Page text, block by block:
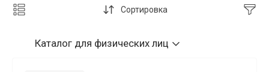
Сортировка
Каталог для физических лиц